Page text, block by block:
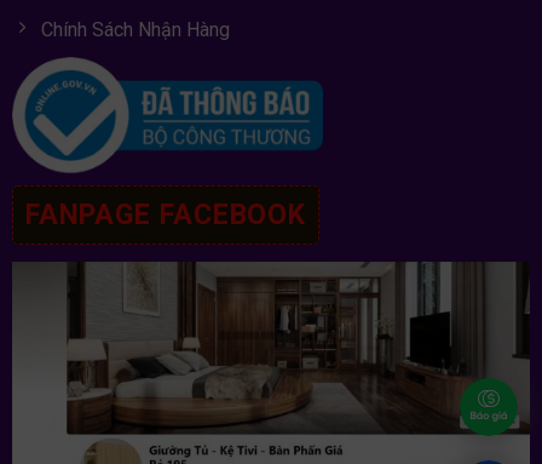
Chính Sách Nhận Hàng
FANPAGE FACEBOOK